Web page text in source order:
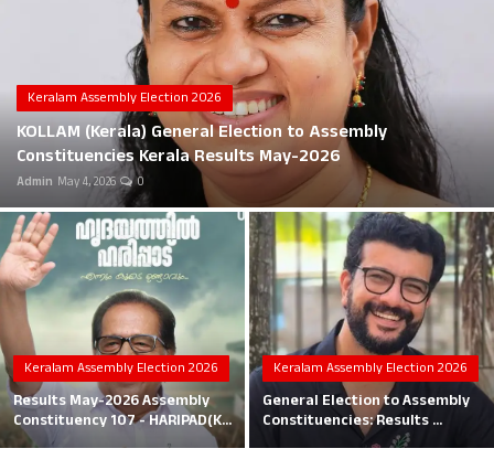
Career
Education
Business
Local News
Earn Money
Tutorials
Malayalam
Keralam Assembly Election 2026
KOLLAM (Kerala) General Election to Assembly
Constituencies Kerala Results May-2026
Admin May 4, 2026 0
Keralam Assembly Election 2026
Results May-2026 Assembly
Constituency 107 - HARIPAD(K...
Keralam Assembly Election 2026
General Election to Assembly
Constituencies: Results ...